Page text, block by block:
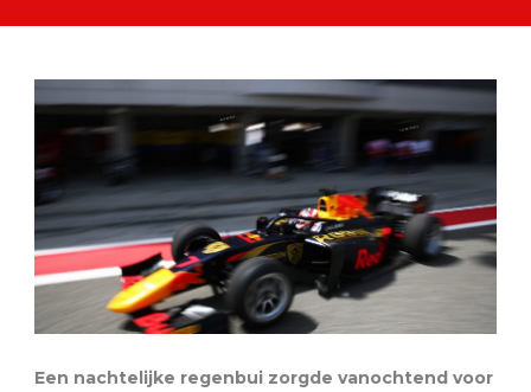
Een nachtelijke regenbui zorgde vanochtend voor